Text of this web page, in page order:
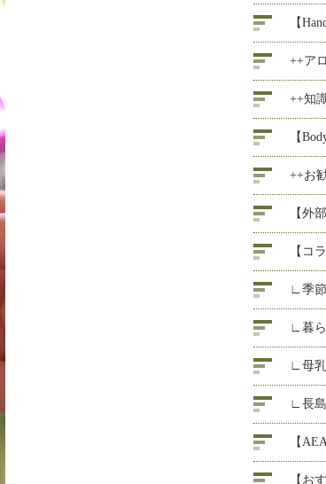
【
++ア
++知
【
++お
【外
【コ
∟季
∟暮
∟母
∟長島
【
【お